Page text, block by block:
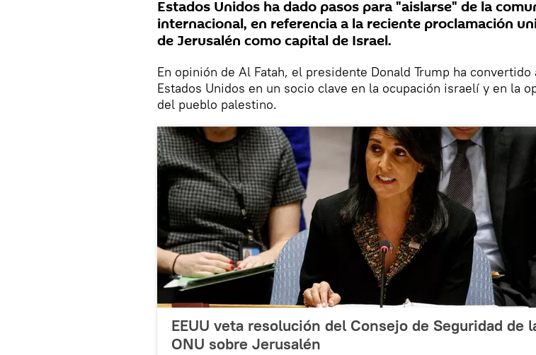
Estados Unidos ha dado pasos para "aislarse" de la
internacional, en referencia a la reciente proclamación
de Jerusalén como capital de Israel.
En opinión de Al Fatah, el presidente Donald Trump ha convertido
Estados Unidos en un socio clave en la ocupación israelí y en la
del pueblo palestino.
EEUU veta resolución del Consejo de Seguridad de
ONU sobre Jerusalén